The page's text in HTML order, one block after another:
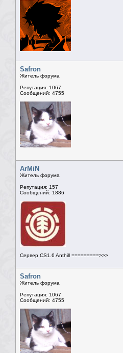
Safron
Житель форума
Репутация: 1067
Сообщений: 4755
ArMiN
Житель форума
Репутация: 157
Сообщений: 1886
Сервер CS1.6 Anthill =========>>>
Safron
Житель форума
Репутация: 1067
Сообщений: 4755